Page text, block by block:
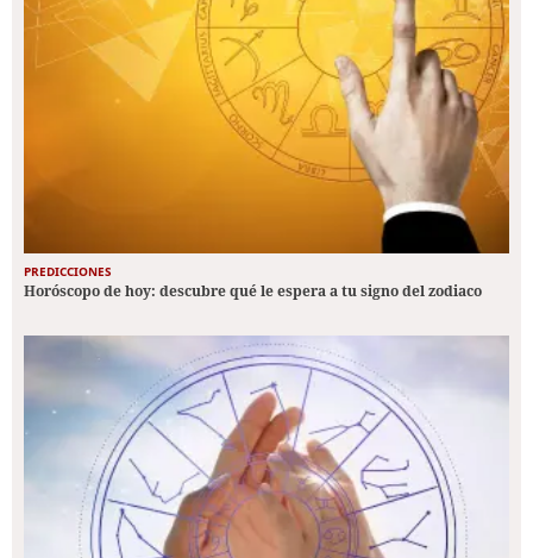
PREDICCIONES
Horóscopo de hoy: descubre qué le espera a tu signo del zodiaco